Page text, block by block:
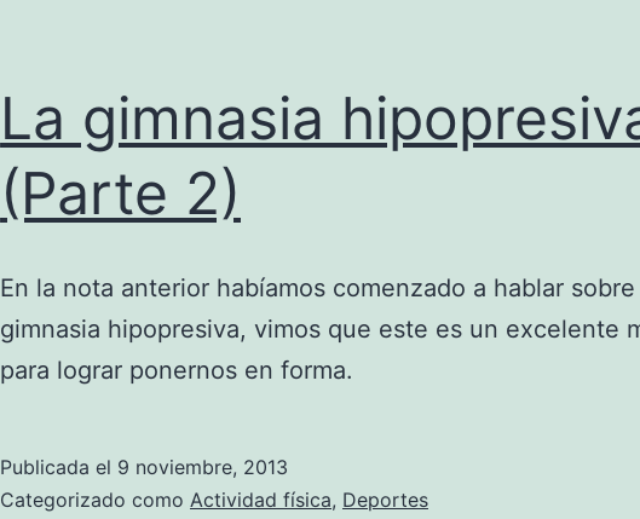
La gimnasia
(Parte 2)
En la nota anterior habíamos comenzado a hablar sobre
gimnasia hipopresiva, vimos que este es un excelente
para lograr ponernos en forma.
Publicada el 9 noviembre, 2013
Categorizado como Actividad física, Deportes